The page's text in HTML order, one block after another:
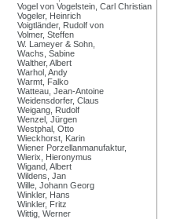
Vogel von Vogelstein, Carl Christian
Vogeler, Heinrich
Voigtländer, Rudolf von
Volmer, Steffen
W. Lameyer & Sohn,
Wachs, Sabine
Walther, Albert
Warhol, Andy
Warmt, Falko
Watteau, Jean-Antoine
Weidensdorfer, Claus
Weigang, Rudolf
Wenzel, Jürgen
Westphal, Otto
Wieckhorst, Karin
Wiener Porzellanmanufaktur,
Wierix, Hieronymus
Wigand, Albert
Wildens, Jan
Wille, Johann Georg
Winkler, Hans
Winkler, Fritz
Wittig, Werner